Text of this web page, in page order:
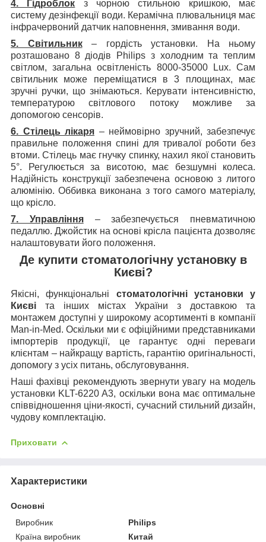
4. Гідроблок з чорною стильною кришкою, має
систему дезінфекції води. Керамічна плювальниця має
інфрачервоний датчик наповнення, змивання води.
5. Світильник– гордість установки. На ньому
розташовано 8 діодів Philips з холодним та теплим
світлом, загальна освітленість 8000-35000 Lux. Сам
світильник може переміщатися в 3 площинах, має
зручні ручки, що знімаються. Керувати інтенсивністю,
температурою світлового потоку можливе за
допомогою сенсорів.
6. Стілець лікаря – неймовірно зручний, забезпечує
правильне положення спині для тривалої роботи без
втоми. Стілець має гнучку спинку, нахил якої становить
5°. Регулюється за висотою, має безшумні колеса.
Надійність конструкції забезпечена основою з литого
алюмінію. Оббивка виконана з того самого матеріалу,
що крісло.
7. Управління– забезпечується пневматичною
педаллю. Джойстик на основі крісла пацієнта дозволяє
налаштовувати його положення.
Де купити стоматологічну установку в
Києві?
Якісні, функціональні стоматологічні установки у
Києві та інших містах України з доставкою та
монтажем доступні у широкому асортименті в компанії
Man-in-Med. Оскільки ми є офіційними представниками
імпортерів продукції, це гарантує одні переваги
клієнтам – найкращу вартість, гарантію оригінальності,
допомогу з усіх питань, обслуговування.
Наші фахівці рекомендують звернути увагу на модель
установки KLT-6220 A3, оскільки вона має оптимальне
співвідношення ціни-якості, сучасний стильний дизайн,
чудову комплектацію.
Приховати
Характеристики
Основні
Виробник
Philips
Країна виробник
Китай